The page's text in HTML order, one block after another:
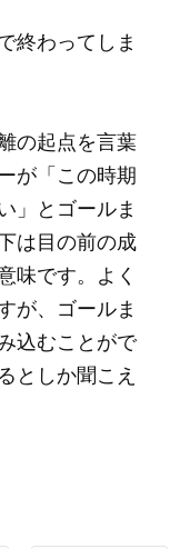
終わってしま
の起点を言葉
が「この時期
」とゴールま
は目の前の成
味です。よく
が、ゴールま
込むことがで
としか聞こえ